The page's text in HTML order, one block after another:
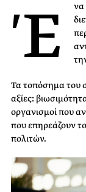
Έ
να
Τα τοπόσημα του
αξίες:
οργανισμοί που
που επηρεάζουν
πολιτών.